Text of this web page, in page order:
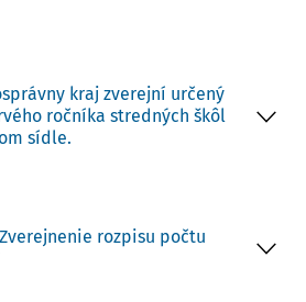
kraj zverejní určený
ročníka stredných škôl
sídle.
Zverejnenie rozpisu počtu